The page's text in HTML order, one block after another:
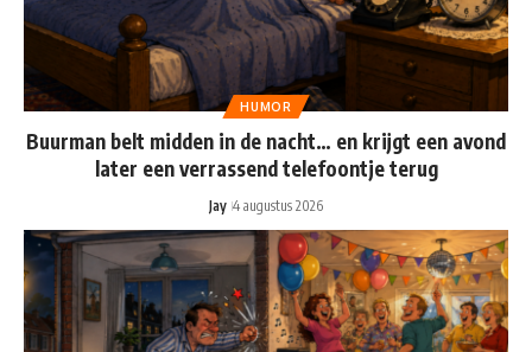
HUMOR
Buurman belt midden in de nacht… en krijgt een avond
later een verrassend telefoontje terug
Jay 4 augustus 2026